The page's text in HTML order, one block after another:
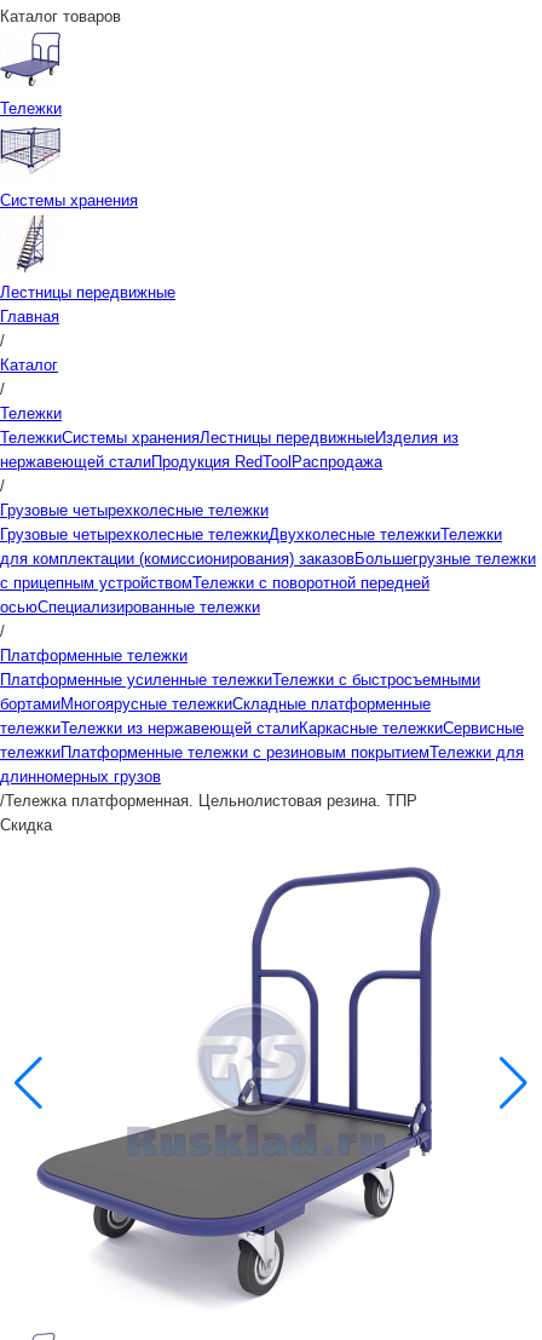
Каталог товаров
Тележки
Системы хранения
Лестницы передвижные
Главная
/
Каталог
/
Тележки
ТележкиСистемы храненияЛестницы передвижныеИзделия из
нержавеющей сталиПродукция RedTool Распродажа
/
Грузовые четырехколесные тележки
Грузовые четырехколесные тележкиДвухколесные тележкиТележки
для комплектации (комиссионирования) заказовБольшегрузные тележки
с прицепным устройствомТележки с поворотной передней
осьюСпециализированные тележки
/
Платформенные тележки
Платформенные усиленные тележкиТележки с быстросъемными
бортамиМногоярусные тележкиСкладные платформенные
тележкиТележки из нержавеющей сталиКаркасные тележкиСервисные
тележкиПлатформенные тележки с резиновым покрытиемТележки для
длинномерных грузов
/Тележка платформенная. Цельнолистовая резина. ТПР
Скидка